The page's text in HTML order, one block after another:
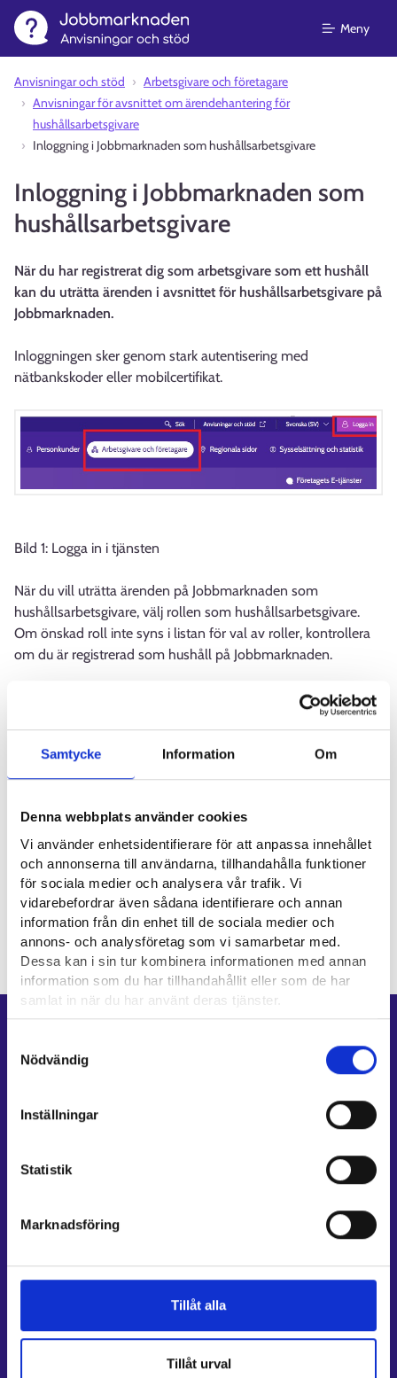
Samtycke Information Om
Denna webbplats använder cookies
Vi använder enhetsidentifierare för att anpassa innehållet
och annonserna till användarna, tillhandahålla funktioner
för sociala medier och analysera vår trafik. Vi
vidarebefordrar även sådana identifierare och annan
information från din enhet till de sociala medier och
annons- och analysföretag som vi samarbetar med.
Dessa kan i sin tur kombinera informationen med annan
information som du har tillhandahållit eller som de har
samlat in när du har använt deras tjänster.
Cookies
Nödvändig
Inställningar
Statistik
Marknadsföring
Tillåt alla
Tillåt urval
Meny
Anvisningar och stöd⁠
Arbetsgivare och företagare
Anvisningar för avsnittet om ärendehantering för
hushållsarbetsgivare
Inloggning i Jobbmarknaden som hushållsarbetsgivare
Inloggning i Jobbmarknaden som
hushållsarbetsgivare
När du har registrerat dig som arbetsgivare som ett hushåll
kan du uträtta ärenden i avsnittet för hushållsarbetsgivare på
Jobbmarknaden.
Inloggningen sker genom stark autentisering med
nätbankskoder eller mobilcertifikat.
Bild 1: Logga in i tjänsten
När du vill uträtta ärenden på Jobbmarknaden som
hushållsarbetsgivare, välj rollen som hushållsarbetsgivare.
Om önskad roll inte syns i listan för val av roller, kontrollera
om du är registrerad som hushåll på Jobbmarknaden.
Bild 2: Roll som hushållsarbetsgivare
Uppdaterad:8.6.2026
E-tjänster
Jobbsökningsprofil
Information och aktuellt på andra språk
Kontaktuppgifter till sysselsättningsområden
Stöd för e-tjänster
Rådgivningstjänster för arbetsgivare och företagare
Anvisningar för avsnitten E-tjänster och Min karriärstig